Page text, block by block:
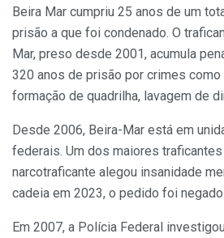
Beira Mar cumpriu 25 anos de um
prisão a que foi condenado. O
Mar, preso desde 2001, acumula
320 anos de prisão por crimes
formação de quadrilha, lavagem de
Desde 2006, Beira-Mar está em
federais. Um dos maiores
narcotraficante alegou insanidade
cadeia em 2023, o pedido foi negado.
Em 2007, a Polícia Federal